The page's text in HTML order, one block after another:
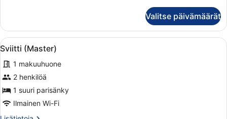
Valitse päivämäärät
Avaa
kaikki
huonetyypin
Sviitti
(Master)
kuvat
Moderni makuuhuone, jossa on
6
Sviitti (Master)
1 makuuhuone
2 henkilöä
1 suuri parisänky
Ilmainen Wi-Fi